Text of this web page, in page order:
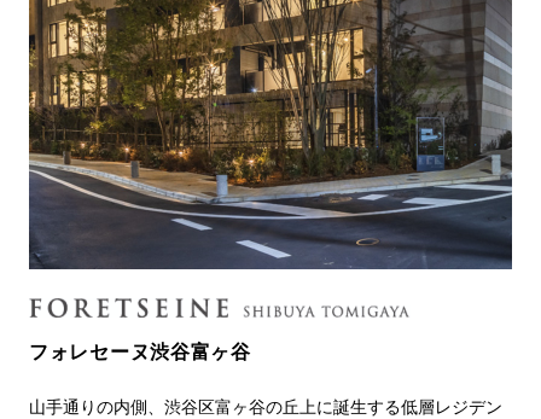
フォレセーヌ渋谷富ヶ谷
山手通りの内側、渋谷区富ヶ谷の丘上に誕生する低層レジデン